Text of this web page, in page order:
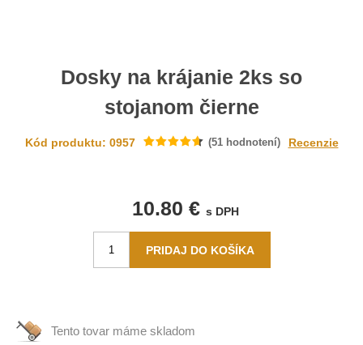
Dosky na krájanie 2ks so
stojanom čierne
Kód produktu: 0957 (51hodnotení) Recenzie
10.80 € s DPH
Tento tovar máme skladom